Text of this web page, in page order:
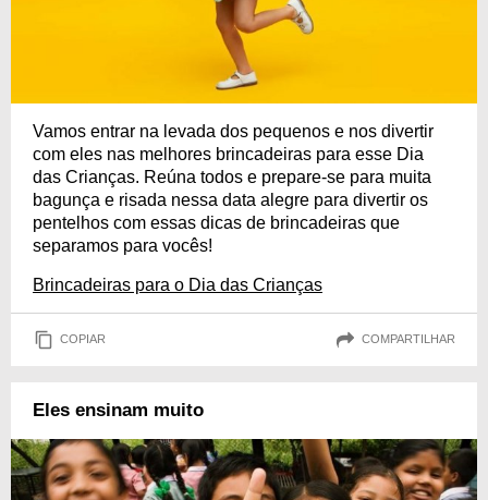
Vamos entrar na levada dos pequenos e nos divertir
com eles nas melhores brincadeiras para esse Dia
das Crianças. Reúna todos e prepare-se para muita
bagunça e risada nessa data alegre para divertir os
pentelhos com essas dicas de brincadeiras que
separamos para vocês!
Brincadeiras para o Dia das Crianças
COPIAR COMPARTILHAR
Eles ensinam muito